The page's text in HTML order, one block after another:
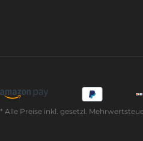
* Alle Preise inkl. gesetzl.